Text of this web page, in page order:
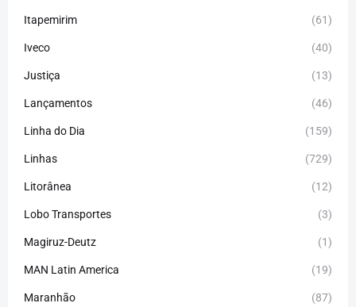
Itapemirim (61)
Iveco (40)
Justiça (13)
Lançamentos (46)
Linha do Dia (159)
Linhas (729)
Litorânea (12)
Lobo Transportes (3)
Magiruz-Deutz (1)
MAN Latin America (19)
Maranhão (87)